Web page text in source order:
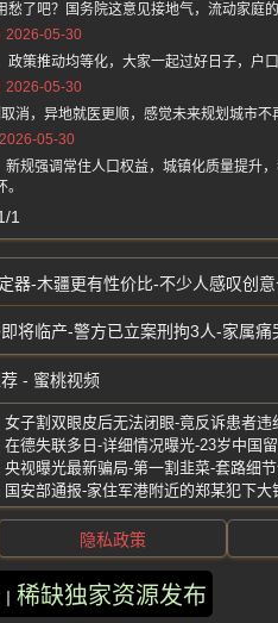
了吧？国务院这意见接地气，流动家庭
2026-05-30
策推动均等化，大家一起过好日子，户口
2026-05-30
，异地就医更顺，感觉未来规划城市不
2026-05-30
规强调常住人口权益，城镇化质量提升
。
1
器-木疆更有性价比-不少人感叹创意
将临产-警方已立案刑拘3人-家属痛
- 蜜桃视频
在德失联多日-详细情况曝光-23岁中国
央视曝光最新骗局-第一割韭菜-套路细
国安部通报-家住军港附近的郑某犯下大
稀缺独家资源发布
隐私政策
视频 保留所有权利